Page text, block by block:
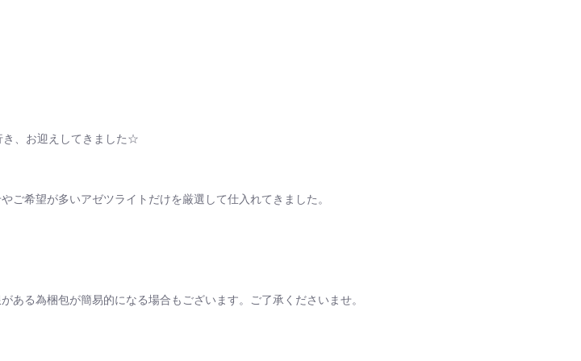
き、お迎えしてきました☆
希望が多いアゼツライトだけを厳選して仕入れてきました。
る為梱包が簡易的になる場合もございます。ご了承くださいませ。